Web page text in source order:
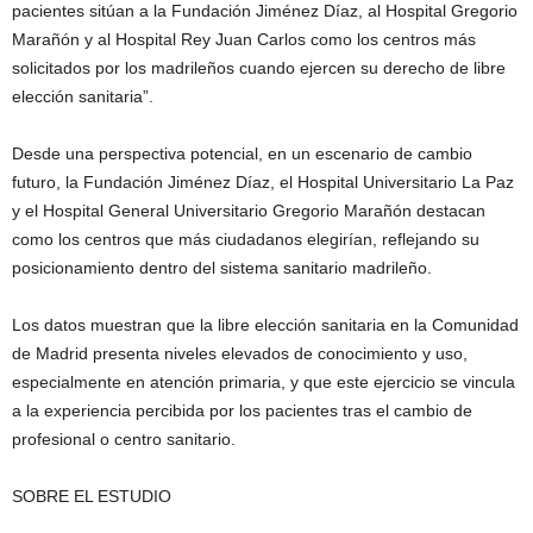
pacientes sitúan a la Fundación Jiménez Díaz, al Hospital Gregorio
Marañón y al Hospital Rey Juan Carlos como los centros más
solicitados por los madrileños cuando ejercen su derecho de libre
elección sanitaria”.
Desde una perspectiva potencial, en un escenario de cambio
futuro, la Fundación Jiménez Díaz, el Hospital Universitario La Paz
y el Hospital General Universitario Gregorio Marañón destacan
como los centros que más ciudadanos elegirían, reflejando su
posicionamiento dentro del sistema sanitario madrileño.
Los datos muestran que la libre elección sanitaria en la Comunidad
de Madrid presenta niveles elevados de conocimiento y uso,
especialmente en atención primaria, y que este ejercicio se vincula
a la experiencia percibida por los pacientes tras el cambio de
profesional o centro sanitario.
SOBRE EL ESTUDIO